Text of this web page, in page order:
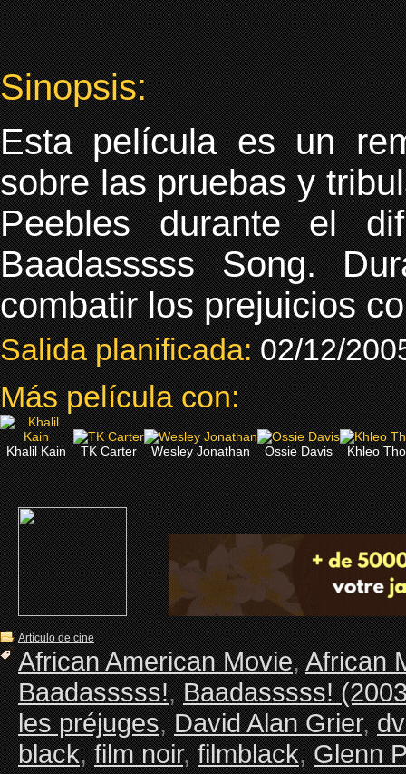
Sinopsis:
Esta película es un
sobre las pruebas y
Peebles durante el
Baadasssss Song.
combatir los prejuicios
Salida planificada:02/12/
Más película con:
Khalil Kain TK Carter Wesley Jonathan Ossie Davis Khleo
Artículo de cine
African American Movie,African
Baadasssss!,Baadasssss!
les préjuges,David Alan Grier,
black,film noir,filmblack,Glenn